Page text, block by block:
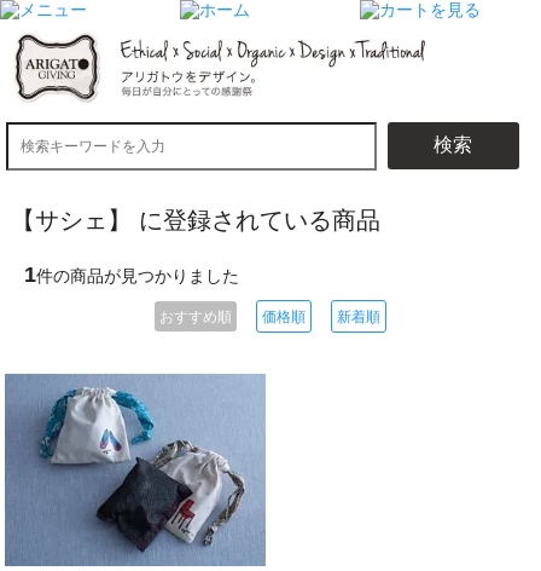
検索
【サシェ】 に登録されている商品
1件の商品が見つかりました
おすすめ順 価格順 新着順